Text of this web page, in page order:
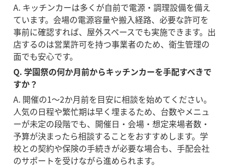
A. キッチンカーは多くが自前で電源・調理設備を備え
ています。会場の電源容量や搬入経路、必要な許可を
事前に確認すれば、屋外スペースでも実施できます。出
店するのは営業許可を持つ事業者のため、衛生管理の
面でも安心です。
Q. 学園祭の何か月前からキッチンカーを手配すべきで
すか？
A. 開催の1〜2か月前を目安に相談を始めてください。
人気の日程や繁忙期は早く埋まるため、台数やメニュ
ーが未定の段階でも、開催日・会場・想定来場者数・
予算が決まったら相談することをおすすめします。学
校との契約や保険の手続きが必要な場合も、手配会社
のサポートを受けながら進められます。